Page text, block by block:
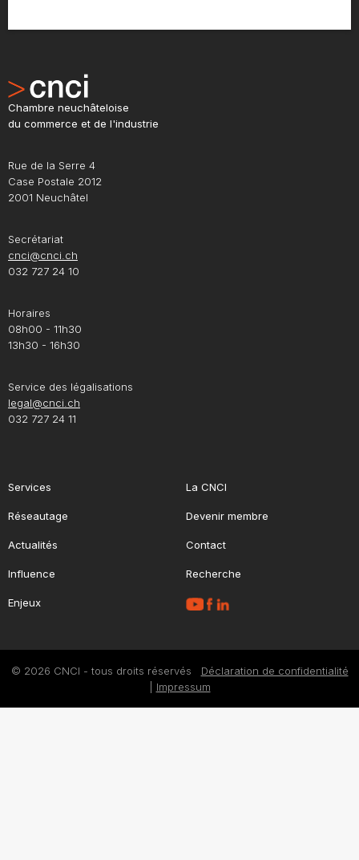
Chambre neuchâteloise
du commerce et de l'industrie
Rue de la Serre 4
Case Postale 2012
2001 Neuchâtel
Secrétariat
cnci@cnci.ch
032 727 24 10
Horaires
08h00 - 11h30
13h30 - 16h30
Service des légalisations
legal@cnci.ch
032 727 24 11
Services
Réseautage
Actualités
Influence
Enjeux
La CNCI
Devenir membre
Contact
Recherche
© 2026 CNCI - tous droits réservés Déclaration de confidentialité
Impressum